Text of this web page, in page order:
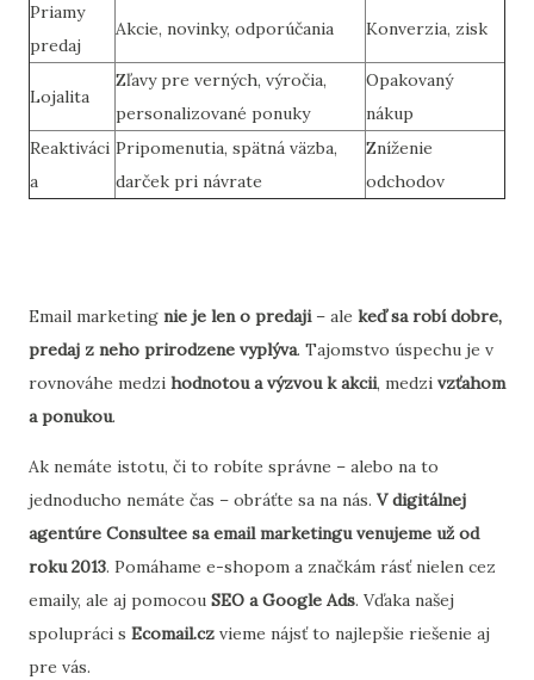
Priamy
predaj
Akcie, novinky, odporúčania Konverzia, zisk
Lojalita
Zľavy pre verných, výročia,
personalizované ponuky
Opakovaný
nákup
Reaktiváci
a
Pripomenutia, spätná väzba,
darček pri návrate
Zníženie
odchodov
Email marketing nie je len o predaji– ale keď sa robí dobre,
predaj z neho prirodzene vyplýva. Tajomstvo úspechu je v
rovnováhe medzi hodnotou a výzvou k akcii, medzi vzťahom
a ponukou.
Ak nemáte istotu, či to robíte správne – alebo na to
jednoducho nemáte čas – obráťte sa na nás. V digitálnej
agentúre Consultee sa email marketingu venujeme už od
roku 2013. Pomáhame e-shopom a značkám rásť nielen cez
emaily, ale aj pomocou SEO a Google Ads. Vďaka našej
spolupráci s Ecomail.cz vieme nájsť to najlepšie riešenie aj
pre vás.